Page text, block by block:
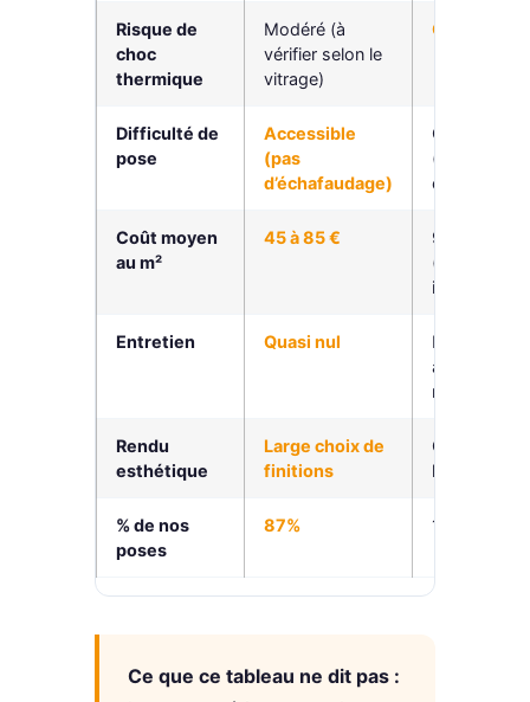
Risque de
choc
thermique
Modéré (à
vérifier selon le
vitrage)
Quasi nul
Difficulté de
pose
Accessible
(pas
d’échafaudage)
Complexe
(nacelle,
Coût moyen
au m²
45 à 85 €
90 à 160 €
(pose
incluse)
Entretien Quasi nul
Nettoyage
annuel
Rendu
esthétique
Large choix de
finitions
Gamme
limitée
% de nos
poses
87% 13%
Ce que ce tableau ne dit pas :